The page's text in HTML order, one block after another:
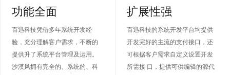
功能全面
百迅科技凭借多年系统开发经
验，充分理解客户需求，不断的
提供升了系统平台管理及运用。
沙漠风拥有完全的、系统的、科
扩展性强
百迅科技的系统开发平台均提供
开发完好的主流的支付接口，还
可根据客户需求自定义设置开发
所需接 口，提供可供编辑的源代